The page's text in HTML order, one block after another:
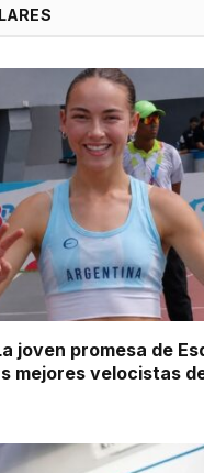
joven promesa de
mejores velocistas